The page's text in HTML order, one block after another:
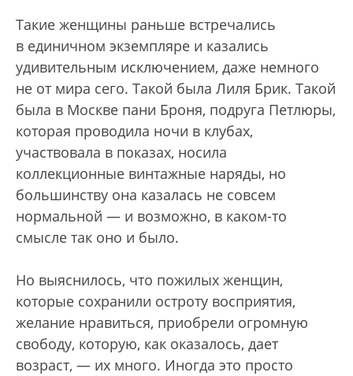
Такие женщины раньше встречались
в единичном экземпляре и казались
удивительным исключением, даже немного
не от мира сего. Такой была Лиля Брик. Такой
была в Москве пани Броня, подруга Петлюры,
которая проводила ночи в клубах,
участвовала в показах, носила
коллекционные винтажные наряды, но
большинству она казалась не совсем
нормальной — и возможно, в каком-то
смысле так оно и было.
Но выяснилось, что пожилых женщин,
которые сохранили остроту восприятия,
желание нравиться, приобрели огромную
свободу, которую, как оказалось, дает
возраст, — их много. Иногда это просто